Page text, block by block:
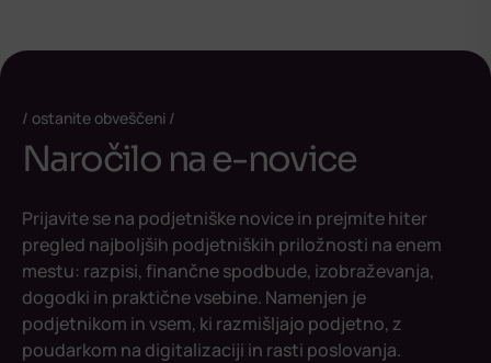
ostanite obveščeni
Naročilo na e-novice
Prijavite se na podjetniške novice in prejmite hiter
pregled najboljših podjetniških priložnosti na enem
mestu: razpisi, finančne spodbude, izobraževanja,
dogodki in praktične vsebine. Namenjen je
podjetnikom in vsem, ki razmišljajo podjetno, z
poudarkom na digitalizaciji in rasti poslovanja.